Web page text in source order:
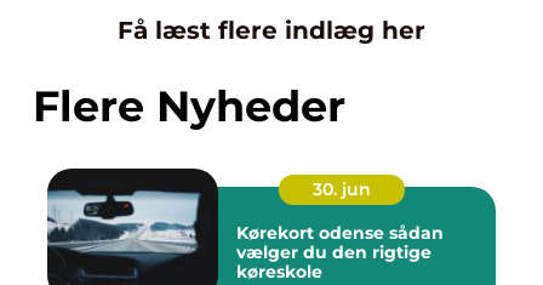
Få læst flere indlæg her
Flere Nyheder
30. jun
Kørekort odense sådan
vælger du den rigtige
køreskole